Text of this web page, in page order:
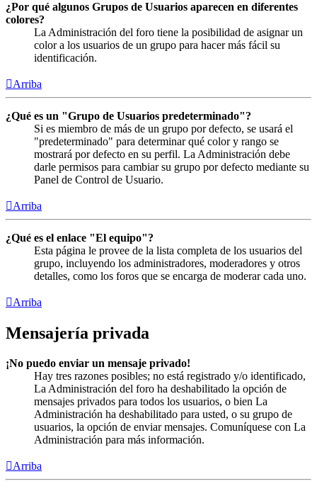
¿Por qué algunos Grupos de Usuarios aparecen en diferentes
colores?
La Administración del foro tiene la posibilidad de asignar un
color a los usuarios de un grupo para hacer más fácil su
identificación.
Arriba
¿Qué es un "Grupo de Usuarios predeterminado"?
Si es miembro de más de un grupo por defecto, se usará el
"predeterminado" para determinar qué color y rango se
mostrará por defecto en su perfil. La Administración debe
darle permisos para cambiar su grupo por defecto mediante su
Panel de Control de Usuario.
Arriba
¿Qué es el enlace "El equipo"?
Esta página le provee de la lista completa de los usuarios del
grupo, incluyendo los administradores, moderadores y otros
detalles, como los foros que se encarga de moderar cada uno.
Arriba
Mensajería privada
¡No puedo enviar un mensaje privado!
Hay tres razones posibles; no está registrado y/o identificado,
La Administración del foro ha deshabilitado la opción de
mensajes privados para todos los usuarios, o bien La
Administración ha deshabilitado para usted, o su grupo de
usuarios, la opción de enviar mensajes. Comuníquese con La
Administración para más información.
Arriba